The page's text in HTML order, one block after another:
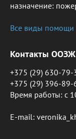
назначение:
Все виды помощи
Контакты ООЗЖ
+375 (29) 630-79-
+375 (29) 396-89-
Время работы: c
E-mail: